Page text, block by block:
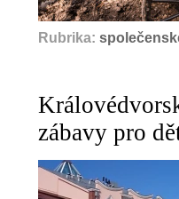
Rubrika:
zábavy pro